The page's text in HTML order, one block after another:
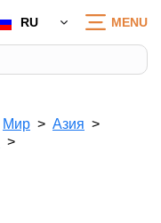
RU MENU
Мир
Азия